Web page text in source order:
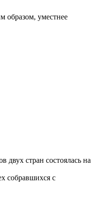
образом, уместнее
стран состоялась на
собравшихся с